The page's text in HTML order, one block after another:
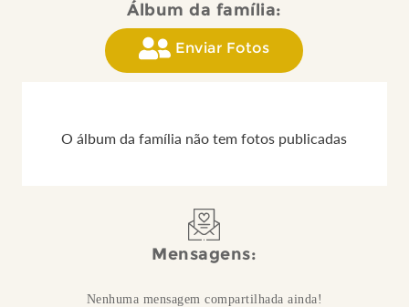
Álbum da família:
Enviar Fotos
O álbum da família não tem fotos publicadas
Mensagens:
Nenhuma mensagem compartilhada ainda!